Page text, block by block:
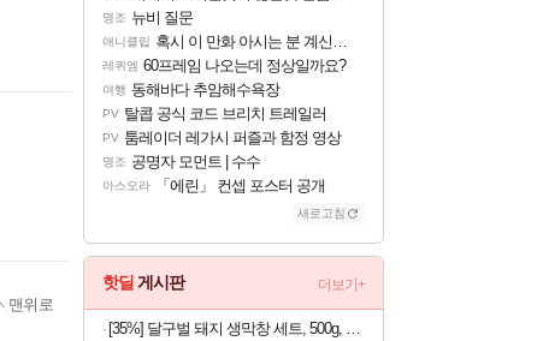
맨위로
명조 뉴비 질문
애니클립 혹시 이 만화 아시는 분 계신가요
레퀴엠 60프레임 나오는데 정상일까요?
여행 동해바다 추암해수욕장
PV 탈콥 공식 코드 브리치 트레일러
PV 툼레이더 레가시 퍼즐과 함정 영상
명조 공명자 모먼트 | 수수
아스오라 「에린」 컨셉 포스터 공개
새로고침
핫딜 게시판 더보기+
[35%] 달구벌 돼지 생막창 세트, 500g, 2봉